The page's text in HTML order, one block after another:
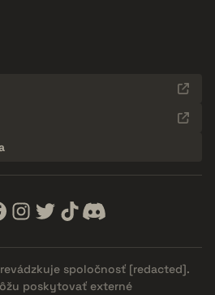
spoločnosť [redacted].
poskytovať externé